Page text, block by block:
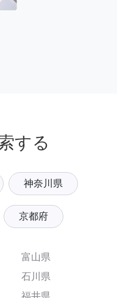
する
神奈川県
京都府
富山県
石川県
福井県